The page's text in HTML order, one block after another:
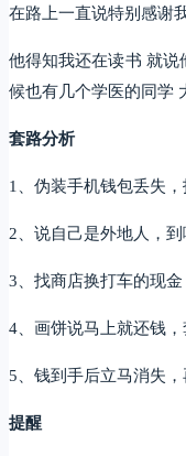
在路上一直说特别感谢
他得知我还在读书 就说
候也有几个学医的同学
套路分析
1、伪装手机钱包丢失，
2、说自己是外地人，
3、找商店换打车的现金
4、画饼说马上就还钱，
5、钱到手后立马消失，
提醒